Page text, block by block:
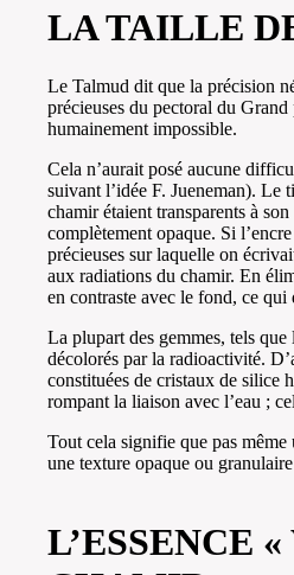
LA TAILLE
Le Talmud dit que la précision
précieuses du pectoral du
humainement impossible.
Cela n’aurait posé aucune
suivant l’idée F. Jueneman). Le
chamir étaient transparents à
complètement opaque. Si
précieuses sur laquelle on
aux radiations du chamir. En
en contraste avec le fond, ce
La plupart des gemmes, tels
décolorés par la radioactivité.
constituées de cristaux de silice
rompant la liaison avec l’eau ;
Tout cela signifie que pas
une texture opaque ou
L’ESSENCE